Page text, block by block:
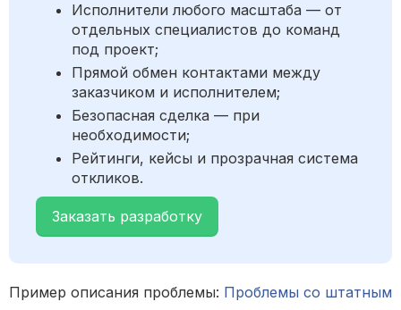
Исполнители любого масштаба — от
отдельных специалистов до команд
под проект;
Прямой обмен контактами между
заказчиком и исполнителем;
Безопасная сделка — при
необходимости;
Рейтинги, кейсы и прозрачная система
откликов.
Заказать разработку
Пример описания проблемы: Проблемы со штатным